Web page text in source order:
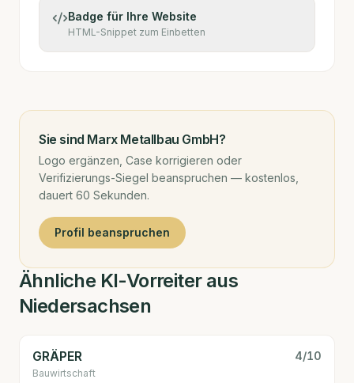
Badge für Ihre Website
HTML-Snippet zum Einbetten
Sie sind Marx Metallbau GmbH?
Logo ergänzen, Case korrigieren oder
Verifizierungs-Siegel beanspruchen — kostenlos,
dauert 60 Sekunden.
Profil beanspruchen
Ähnliche KI-Vorreiter aus
Niedersachsen
GRÄPER 4/10
Bauwirtschaft